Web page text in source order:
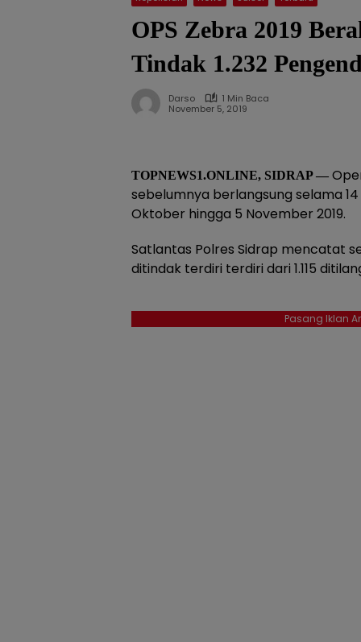
OPS Zebra 2019
Tindak 1.232
Darso
1 Min Baca
November 5, 2019
TOPNEWS1.ONLINE, SIDRAP —
sebelumnya berlangsung selama
Oktober hingga 5 November 2019.
Satlantas Polres Sidrap mencatat
ditindak terdiri terdiri dari 1.115
Pasang Iklan